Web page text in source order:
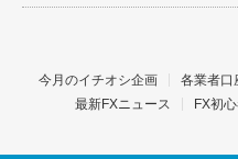
今月のイチオシ企画 各業者口
最新FXニュース
FX初